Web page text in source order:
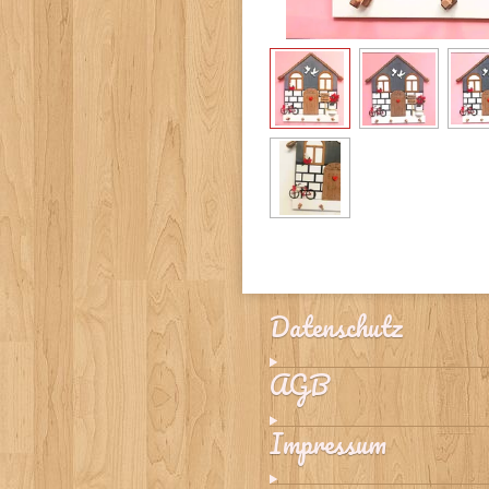
Datenschutz
AGB
Impressum